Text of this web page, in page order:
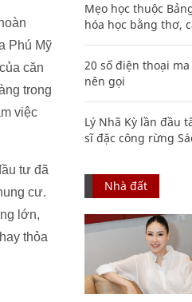
Phú Mỹ
căn
trong
việc
tư đã
cư.
lớn,
thỏa
Mẹo học thuộc
hóa học bằng thơ,
20 số điện thoại
nên gọi
Lý Nhã Kỳ lần đầu
sĩ đặc công rừng
Nhà đất